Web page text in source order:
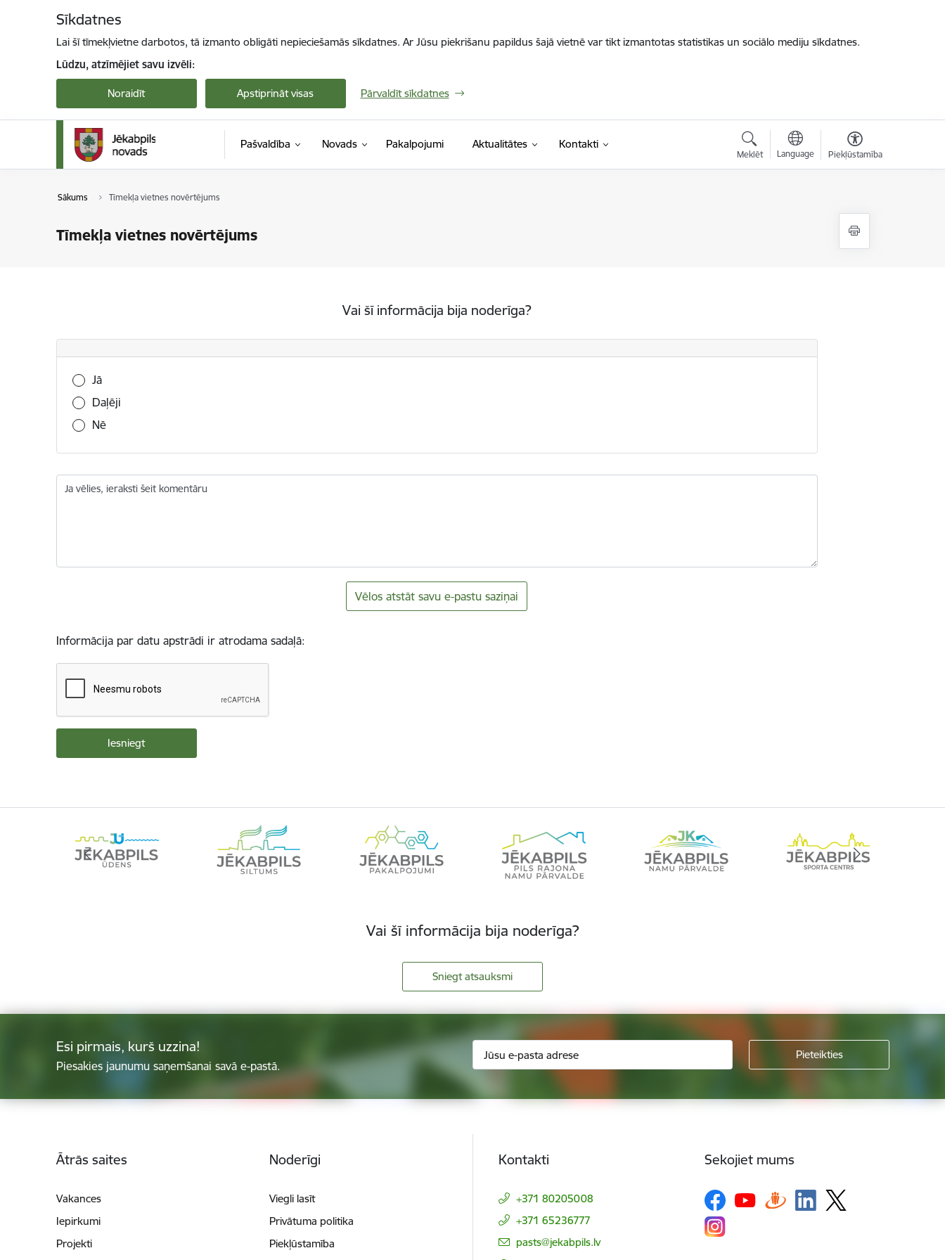
Sīkdatnes
Lai šī tīmekļvietne darbotos, tā izmanto obligāti nepieciešamās sīkdatnes. Ar Jūsu piekrišanu papildus šajā vietnē var tikt izmantotas statistikas un sociālo mediju sīkdatnes.
Lūdzu, atzīmējiet savu izvēli:
Noraidīt Apstiprināt visas Pārvaldīt sīkdatnes
Pašvaldība Novads Pakalpojumi Aktualitātes Kontakti
Meklēt Language Piekļūstamība
Sākums Tīmekļa vietnes novērtējums
Tīmekļa vietnes novērtējums
Vai šī informācija bija noderīga?
Vai šī informācija bija noderīga?
Jā
Daļēji
Nē
Ja vēlies, ieraksti šeit komentāru
Vēlos atstāt savu e-pastu saziņai
Informācija par datu apstrādi ir atrodama sadaļā:
Vai šī informācija bija noderīga?
Sniegt atsauksmi
Esi pirmais, kurš uzzina!
Piesakies jaunumu saņemšanai savā e-pastā.
Ātrās saites
Vakances
Iepirkumi
Projekti
Noderīgi
Viegli lasīt
Privātuma politika
Piekļūstamība
Kontakti
+371 80205008
+371 65236777
E-pasts:
pasts@jekabpils.lv
Sekojiet mums